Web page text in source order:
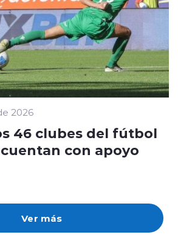
Ver más
2026
46 clubes del fútbol
con apoyo